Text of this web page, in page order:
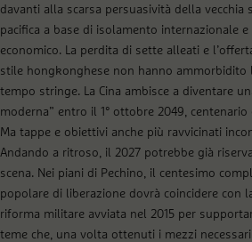
davanti alla scarsa persuasività della vecchia
pacifica a base di isolamento internazionale
economico. La perdita di sette alleati e
stile hongkonghese non hanno ammorbidito
tempo stringe. La Cina ambisce a diventare
moderna” entro il 1° ottobre 2049,
Ma tappe e obiettivi anche più ravvicinati
Andando a ritroso, il 2027 potrebbe già
scena. Nei piani di Pechino, il centesimo
popolare di liberazione dovrà coincidere con
riforma militare avviata nel 2015 per
teme che, una volta ottenuti i mezzi